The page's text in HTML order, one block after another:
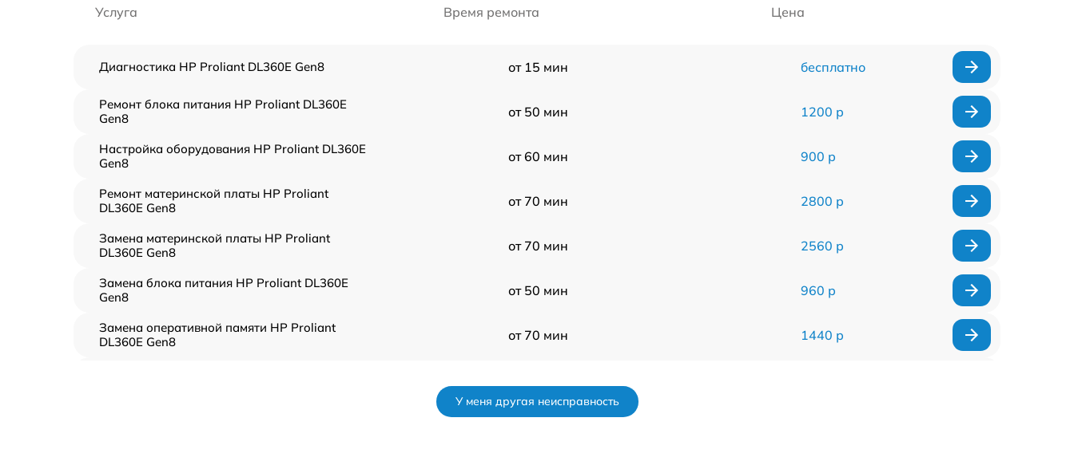
Услуга Время ремонта Цена
Диагностика HP Proliant DL360E Gen8 от 15 мин бесплатно
Ремонт блока питания HP Proliant DL360E
Gen8
от 50 мин 1200 р
Настройка оборудования HP Proliant DL360E
Gen8
от 60 мин 900 р
Ремонт материнской платы HP Proliant
DL360E Gen8
от 70 мин 2800 р
Замена материнской платы HP Proliant
DL360E Gen8
от 70 мин 2560 р
Замена блока питания HP Proliant DL360E
Gen8
от 50 мин 960 р
Замена оперативной памяти HP Proliant
DL360E Gen8
от 70 мин 1440 р
У меня другая неисправность